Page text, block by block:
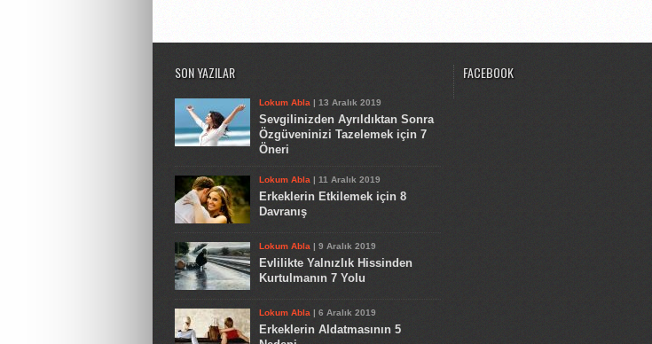
SON YAZILAR
Lokum Abla | 13 Aralık 2019
Sevgilinizden Ayrıldıktan Sonra
Özgüveninizi Tazelemek için 7
Öneri
Lokum Abla | 11 Aralık 2019
Erkeklerin Etkilemek için 8
Davranış
Lokum Abla | 9 Aralık 2019
Evlilikte Yalnızlık Hissinden
Kurtulmanın 7 Yolu
Lokum Abla | 6 Aralık 2019
Erkeklerin Aldatmasının 5
FACEBOOK